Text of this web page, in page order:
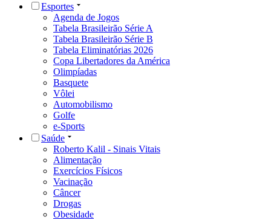
Esportes
Agenda de Jogos
Tabela Brasileirão Série A
Tabela Brasileirão Série B
Tabela Eliminatórias 2026
Copa Libertadores da América
Olimpíadas
Basquete
Vôlei
Automobilismo
Golfe
e-Sports
Saúde
Roberto Kalil - Sinais Vitais
Alimentação
Exercícios Físicos
Vacinação
Câncer
Drogas
Obesidade